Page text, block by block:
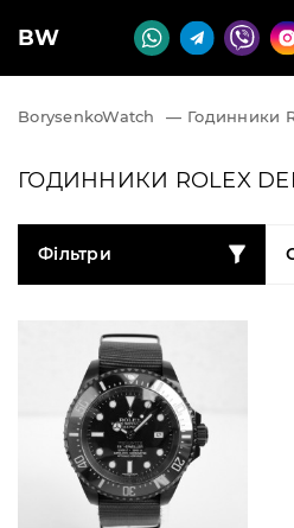
BW
BorysenkoWatch — Годинники
ГОДИННИКИ ROLEX
Фільтри